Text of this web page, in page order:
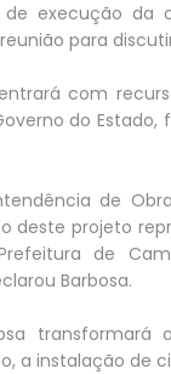
execução da
para
com
do
de
deste projeto
de
Barbosa.
transformará
a instalação de